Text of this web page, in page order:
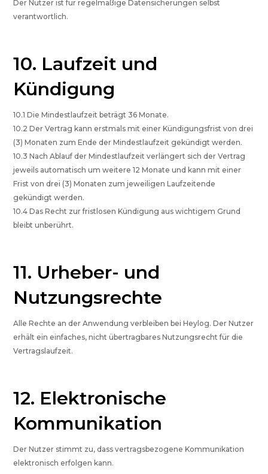
Der Nutzer ist für regelmäßige Datensicherungen selbst
verantwortlich.
10. Laufzeit und
Kündigung
10.1 Die Mindestlaufzeit beträgt 36 Monate.
10.2 Der Vertrag kann erstmals mit einer Kündigungsfrist von drei
(3) Monaten zum Ende der Mindestlaufzeit gekündigt werden.
10.3 Nach Ablauf der Mindestlaufzeit verlängert sich der Vertrag
jeweils automatisch um weitere 12 Monate und kann mit einer
Frist von drei (3) Monaten zum jeweiligen Laufzeitende
gekündigt werden.
10.4 Das Recht zur fristlosen Kündigung aus wichtigem Grund
bleibt unberührt.
11. Urheber- und
Nutzungsrechte
Alle Rechte an der Anwendung verbleiben bei Heylog. Der Nutzer
erhält ein einfaches, nicht übertragbares Nutzungsrecht für die
Vertragslaufzeit.
12. Elektronische
Kommunikation
Der Nutzer stimmt zu, dass vertragsbezogene Kommunikation
elektronisch erfolgen kann.